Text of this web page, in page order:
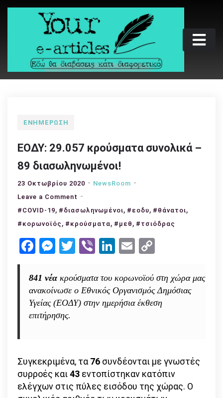
Skip
Your e-articles
Εδώ θα διαβάσεις κάτι διαφορετικό
ΕΝΗΜΈΡΩΣΗ
ΕΟΔΥ: 29.057 κρούσματα συνολικά –
89 διασωληνωμένοι!
23 Οκτωβρίου 2020
NewsRoom
Leave a Comment on
ΕΟΔΥ:
29.057
συνολικά
διασωληνωμένοι!
#COVID-19, #διασωληνωμένοι, #εοδυ, #θάνατοι,
#κορωνοϊός , #κρούσματα, #μεθ , #τσιόδρας
Facebook
Messenger
Twitter
ViberLinkedIn
Email
841 νέακρούσματα του κορωνοϊού στη χώρα μας
ανακοίνωσε ο Εθνικός Οργανισμός Δημόσιας
Υγείας (ΕΟΔΥ) στην ημερήσια έκθεση
επιτήρησης.
Συγκεκριμένα, τα 76 συνδέονται με γνωστές
συρροές και43 εντοπίστηκαν κατόπιν
ελέγχων στις πύλες εισόδου της χώρας. Ο